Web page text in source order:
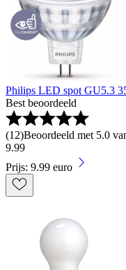
Philips LED spot GU5.3
Best beoordeeld
(12)Beoordeeld met 5.0
9.99
Prijs: 9.99 euro